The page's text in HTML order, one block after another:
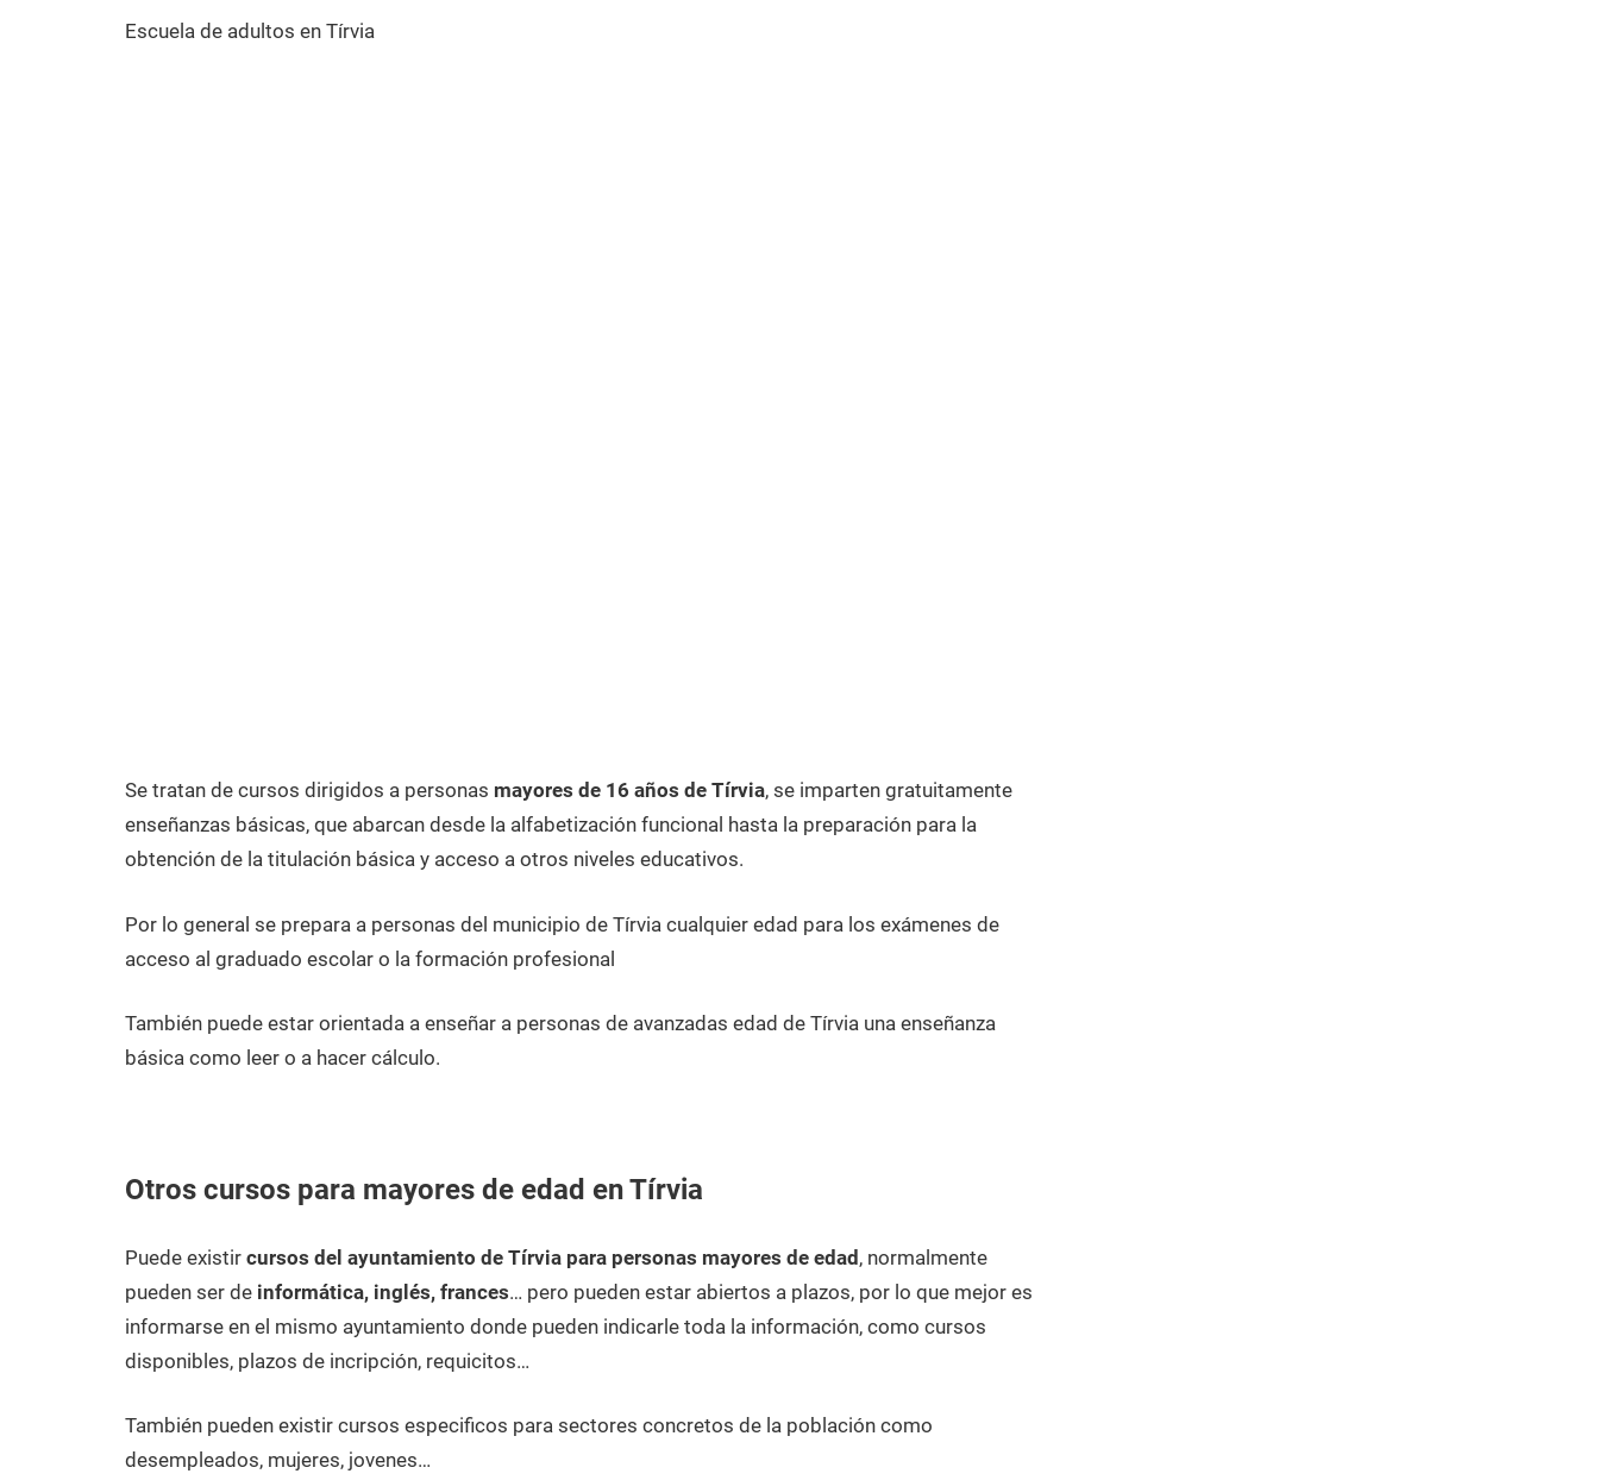
Escuela de adultos en Tírvia
Se tratan de cursos dirigidos a personas mayores de 16 años de Tírvia, se imparten gratuitamente
enseñanzas básicas, que abarcan desde la alfabetización funcional hasta la preparación para la
obtención de la titulación básica y acceso a otros niveles educativos.
Por lo general se prepara a personas del municipio de Tírvia cualquier edad para los exámenes de
acceso al graduado escolar o la formación profesional
También puede estar orientada a enseñar a personas de avanzadas edad de Tírvia una enseñanza
básica como leer o a hacer cálculo.
Otros cursos para mayores de edad en Tírvia
Puede existir cursos del ayuntamiento de Tírvia para personas mayores de edad, normalmente
pueden ser de informática, inglés, frances… pero pueden estar abiertos a plazos, por lo que mejor es
informarse en el mismo ayuntamiento donde pueden indicarle toda la información, como cursos
disponibles, plazos de incripción, requicitos…
También pueden existir cursos especificos para sectores concretos de la población como
desempleados, mujeres, jovenes…